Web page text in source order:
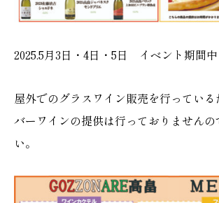
2025.5月3日・4日・5日 イベント期間中
屋外でのグラスワイン販売を行ってい
バーワインの提供は行っておりませんの
い。